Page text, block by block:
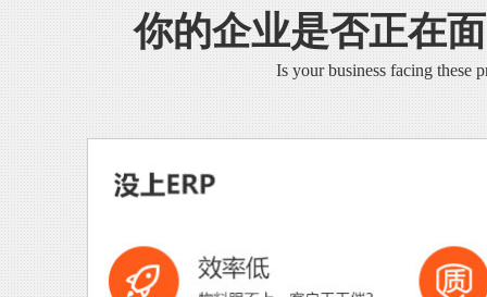
你的企业是否正在
Is your business facing these